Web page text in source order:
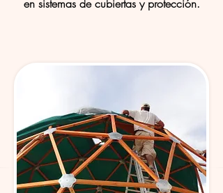
en sistemas de cubiertas y protección.